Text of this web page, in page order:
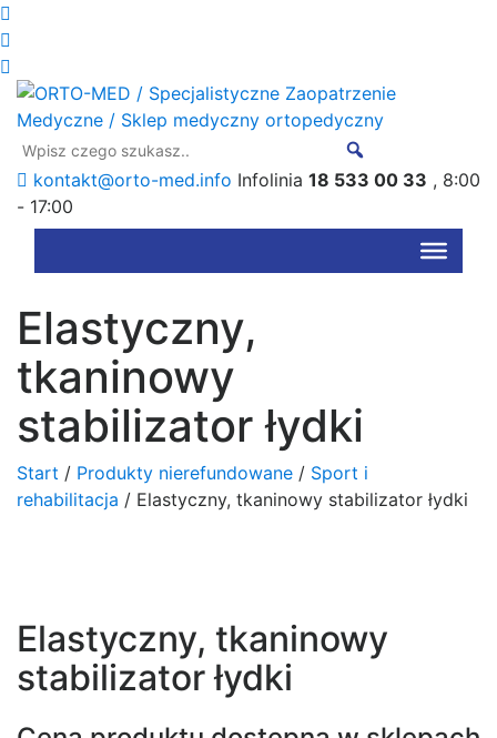
kontakt@orto-med.info Infolinia 18 533 00 33 , 8:00
- 17:00
Elastyczny,
tkaninowy
stabilizator łydki
Start / Produkty nierefundowane / Sport i
rehabilitacja / Elastyczny, tkaninowy stabilizator łydki
Elastyczny, tkaninowy
stabilizator łydki